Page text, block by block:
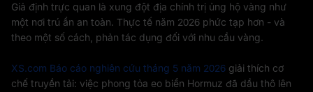
Giả định trực quan là xung đột địa chính trị ủng hộ vàng như
một nơi trú ẩn an toàn. Thực tế năm 2026 phức tạp hơn - và
theo một số cách, phản tác dụng đối với nhu cầu vàng.
XS.com Báo cáo nghiên cứu tháng 5 năm 2026 giải thích cơ
chế truyền tải: việc phong tỏa eo biển Hormuz đã dầu thô lên